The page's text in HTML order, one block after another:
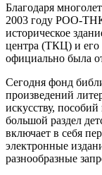
Благодаря
2003 году РОО-
историческое
центра (ТКЦ) и его
официально была
Сегодня фонд
произведений
искусству,
большой раздел
включает в себя
электронные
разнообразные